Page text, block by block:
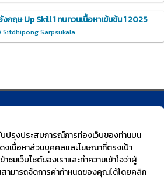
กฤษ Up Skill 1 ทบทวนเนื้อหาเข้มข้น 1 2025
Sarpsukala
บปรุงประสบการณ์การท่องเว็บของท่านบน
งเนื้อหาส่วนบุคคลและโฆษณาที่ตรงเป้า
าชมเว็บไซต์ของเราและทำความเข้าใจว่าผู้
สามารถจัดการค่ากำหนดของคุณได้โดยคลิก
right reserved. v1.0 Powered by Course